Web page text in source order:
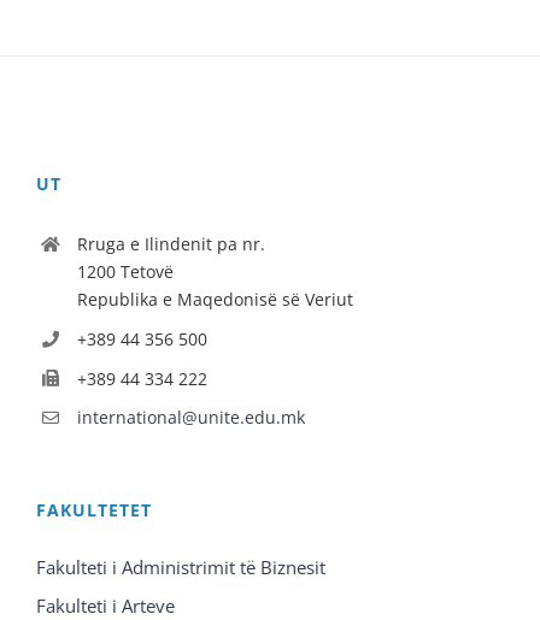
UT
Rruga e Ilindenit pa nr.
1200 Tetovë
Republika e Maqedonisë së Veriut
+389 44 356 500
+389 44 334 222
international@unite.edu.mk
FAKULTETET
Fakulteti i Administrimit të Biznesit
Fakulteti i Arteve